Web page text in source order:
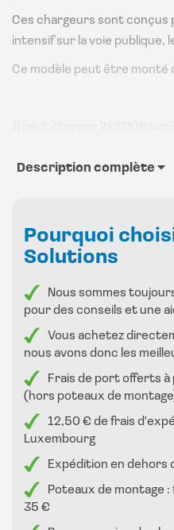
Ces chargeurs sont conçus
intensif sur la voie publique,
Ce modèle peut être monté
connexion de type 2 et d’un
connecter plusieurs
MID classe 1, gestion de
donc charger plus de KM
jusqu’à 150km/h.
Nos chargeurs fournis en
options suivantes
– 4G pour le système de
– RIFD
Description complète
Pourquoi
Solutions
Nous sommes
pour des conseils et une
Vous achetez
nous avons donc les
Frais de port offerts
(hors poteaux de
12,50 € de frais
Luxembourg
Expédition en dehors
Poteaux de montage
35 €